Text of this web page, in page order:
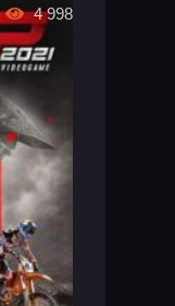
4 998